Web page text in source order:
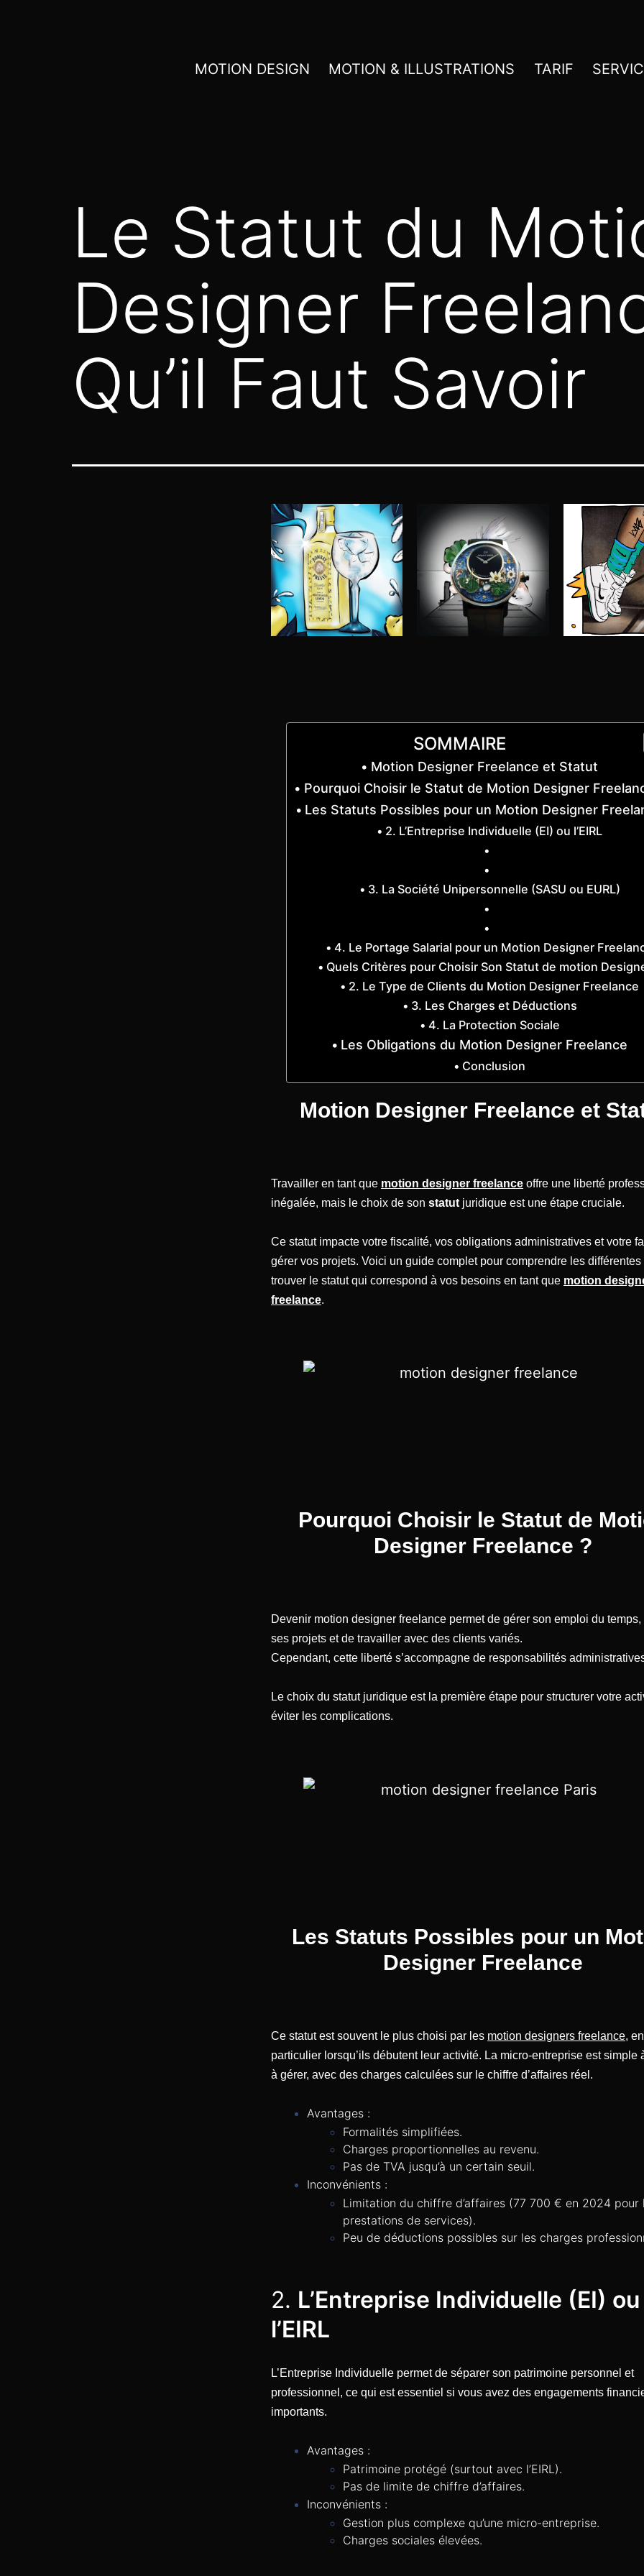
MOTION DESIGN MOTION & ILLUSTRATIONS TARIF
Le Statut du
Designer
Qu’il Faut Savoir
SOMMAIRE
Motion Designer Freelance et Statut
Pourquoi Choisir le Statut de Motion Designer
Les Statuts Possibles pour un Motion Designer
2. L’Entreprise Individuelle (EI) ou l’EIRL
3. La Société Unipersonnelle (SASU ou EURL)
4. Le Portage Salarial pour un Motion Designer
Quels Critères pour Choisir Son Statut de motion
2. Le Type de Clients du Motion Designer Freelance
3. Les Charges et Déductions
4. La Protection Sociale
Les Obligations du Motion Designer Freelance
Conclusion
Motion Designer Freelance et
Travailler en tant que motion designer freelance offre une liberté
inégalée, mais le choix de son statut juridique est une étape cruciale.
Ce statut impacte votre fiscalité, vos obligations administratives et votre
gérer vos projets. Voici un guide complet pour comprendre les
trouver le statut qui correspond à vos besoins en tant que motion
freelance.
Pourquoi Choisir le Statut de
Designer Freelance ?
Devenir motion designer freelance permet de gérer son emploi du
ses projets et de travailler avec des clients variés.
Cependant, cette liberté s’accompagne de responsabilités
Le choix du statut juridique est la première étape pour structurer votre
éviter les complications.
Les Statuts Possibles pour un
Designer Freelance
Ce statut est souvent le plus choisi par les motion designers freelance, en
particulier lorsqu’ils débutent leur activité. La micro-entreprise est simple
à gérer, avec des charges calculées sur le chiffre d’affaires réel.
Avantages :
Formalités simplifiées.
Charges proportionnelles au revenu.
Pas de TVA jusqu’à un certain seuil.
Inconvénients :
Limitation du chiffre d’affaires (77 700 € en 2024 pour
prestations de services).
Peu de déductions possibles sur les charges
2. L’Entreprise Individuelle (EI) ou
l’EIRL
L’Entreprise Individuelle permet de séparer son patrimoine personnel et
professionnel, ce qui est essentiel si vous avez des engagements
importants.
Avantages :
Patrimoine protégé (surtout avec l’EIRL).
Pas de limite de chiffre d’affaires.
Inconvénients :
Gestion plus complexe qu’une micro-entreprise.
Charges sociales élevées.